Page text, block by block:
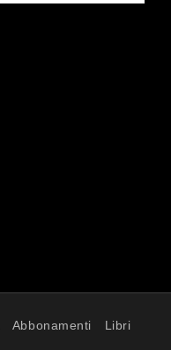
Abbonamenti Libri